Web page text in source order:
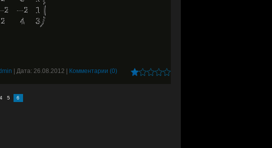
Дата: 26.08.2012 Комментарии (0)
4 5 6